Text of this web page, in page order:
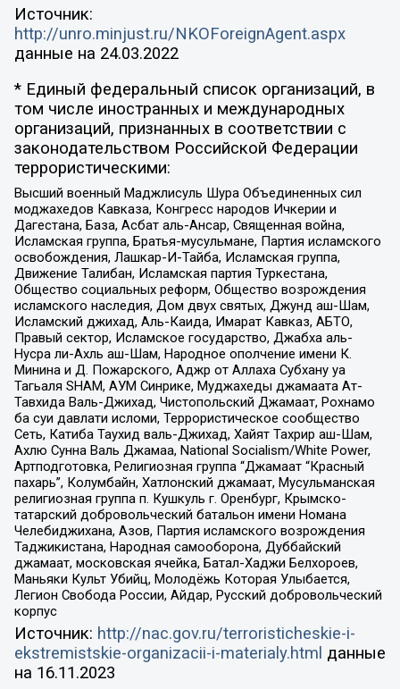
Источник:
http://unro.minjust.ru/NKOForeignAgent.aspx
данные на 24.03.2022
* Единый федеральный список организаций, в
том числе иностранных и международных
организаций, признанных в соответствии с
законодательством Российской Федерации
террористическими:
Высший военный Маджлисуль Шура Объединенных сил
моджахедов Кавказа, Конгресс народов Ичкерии и
Дагестана, База, Асбат аль-Ансар, Священная война,
Исламская группа, Братья-мусульмане, Партия исламского
освобождения, Лашкар-И-Тайба, Исламская группа,
Движение Талибан, Исламская партия Туркестана,
Общество социальных реформ, Общество возрождения
исламского наследия, Дом двух святых, Джунд аш-Шам,
Исламский джихад, Аль-Каида, Имарат Кавказ, АБТО,
Правый сектор, Исламское государство, Джабха аль-
Нусра ли-Ахль аш-Шам, Народное ополчение имени К.
Минина и Д. Пожарского, Аджр от Аллаха Субхану уа
Тагьаля SHAM, АУМ Синрике, Муджахеды джамаата Ат-
Тавхида Валь-Джихад, Чистопольский Джамаат, Рохнамо
ба суи давлати исломи, Террористическое сообщество
Сеть, Катиба Таухид валь-Джихад, Хайят Тахрир аш-Шам,
Ахлю Сунна Валь Джамаа, National Socialism/White Power,
Артподготовка, Религиозная группа “Джамаат “Красный
пахарь”, Колумбайн, Хатлонский джамаат, Мусульманская
религиозная группа п. Кушкуль г. Оренбург, Крымско-
татарский добровольческий батальон имени Номана
Челебиджихана, Азов, Партия исламского возрождения
Таджикистана, Народная самооборона, Дуббайский
джамаат, московская ячейка, Батал-Хаджи Белхороев,
Маньяки Культ Убийц, Молодёжь Которая Улыбается,
Легион Свобода России, Айдар, Русский добровольческий
корпус
Источник: http://nac.gov.ru/terroristicheskie-i-
ekstremistskie-organizacii-i-materialy.html данные
на 16.11.2023